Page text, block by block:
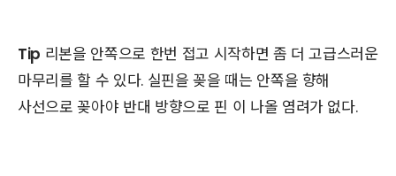
Tip 리본을 안쪽으로 한번 접고 시작하면 좀 더 고급스러운
마무리를 할 수 있다. 실핀을 꽂을 때는 안쪽을 향해
사선으로 꽂아야 반대 방향으로 핀 이 나올 염려가 없다.